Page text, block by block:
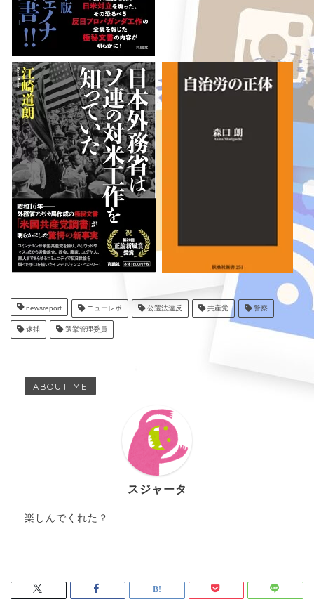
newsreport ニューレポ 公選法違反 共産党 警察
逮捕 選挙管理委員
ABOUT ME
スジャータ
楽しんでくれた？